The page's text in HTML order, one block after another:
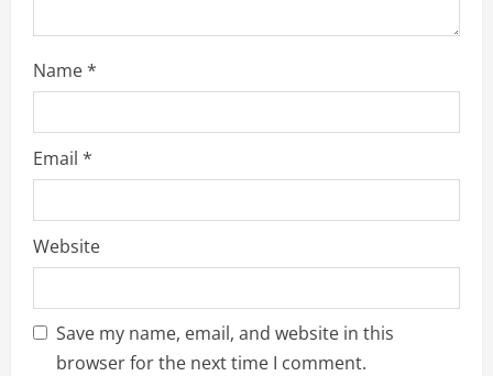
Name*
Email *
Website
Save my name, email, and website in this
browser for the next time I comment.